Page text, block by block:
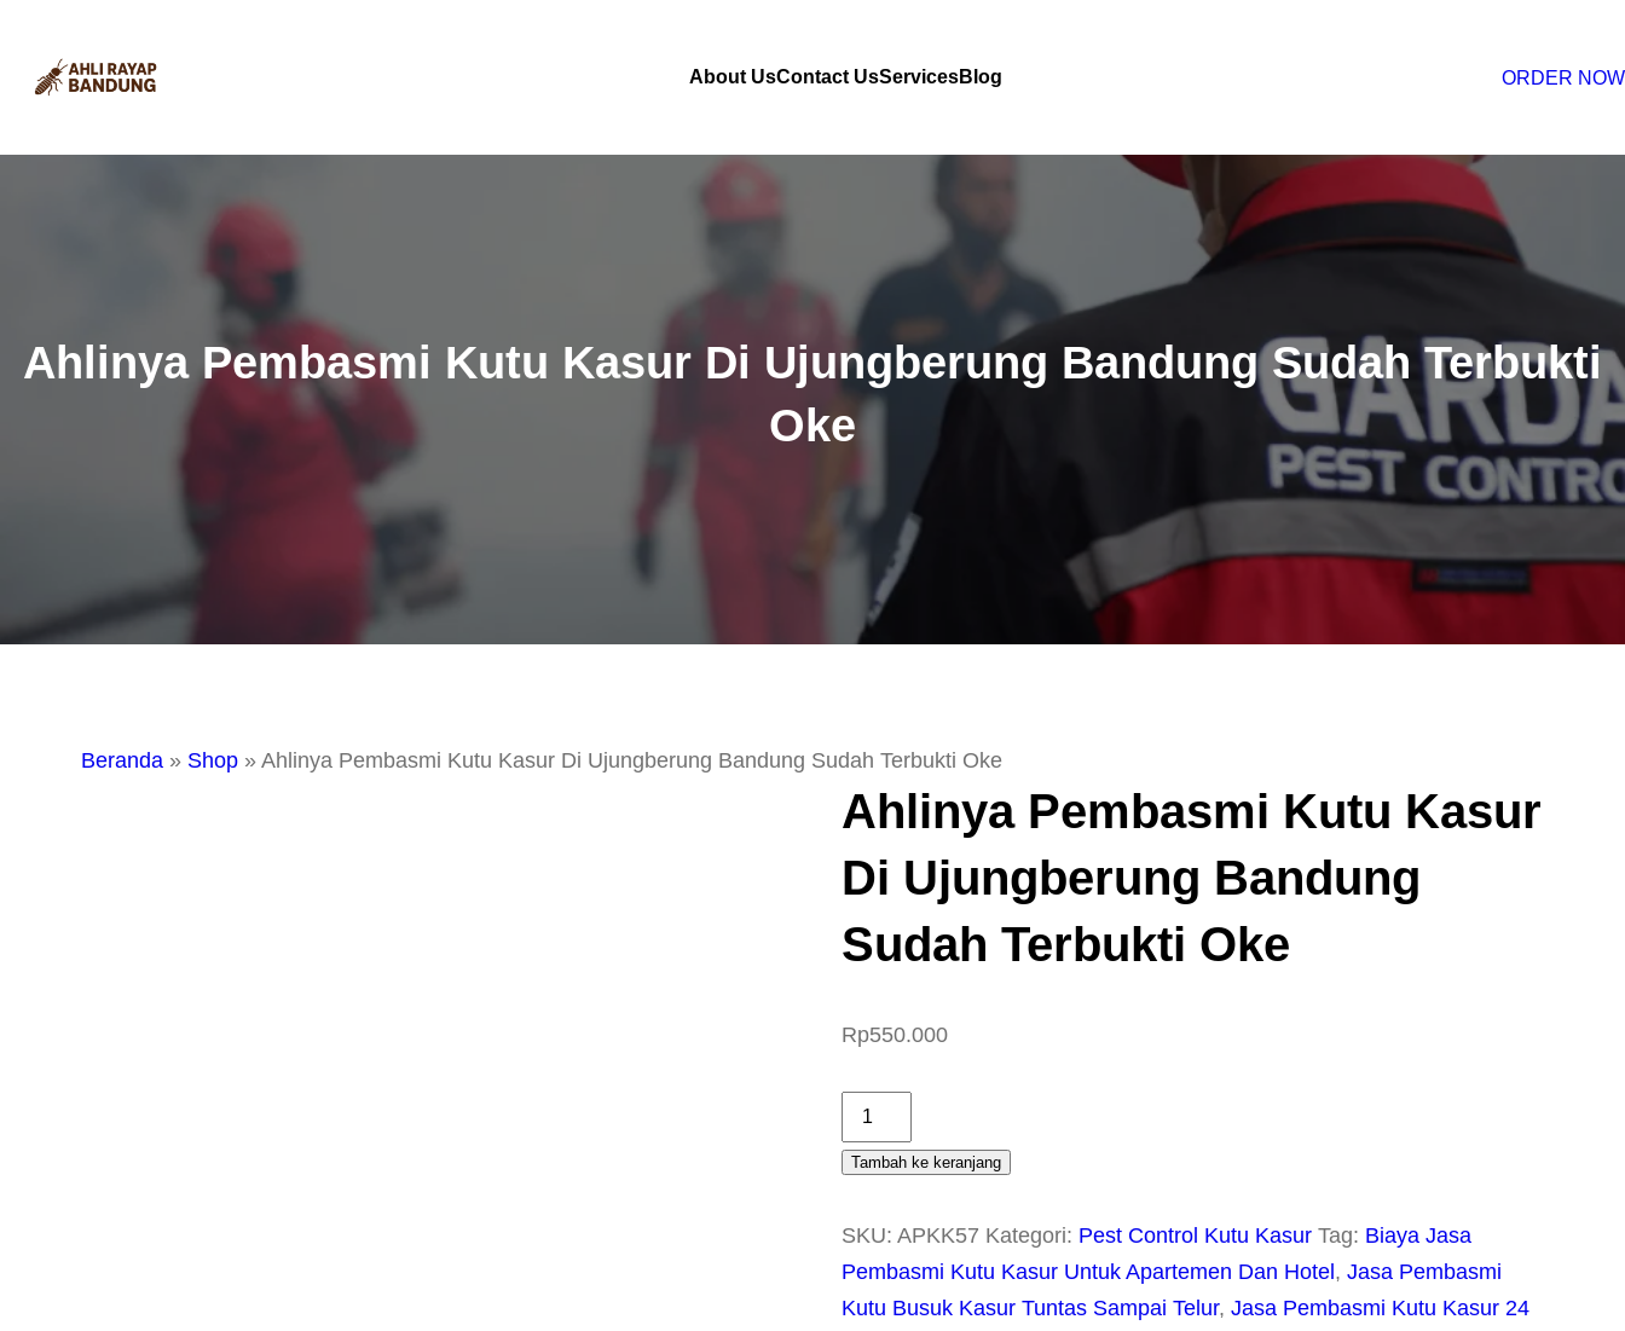
konten
About UsContact UsServicesBlog ORDER NOW
Ahlinya Pembasmi Kutu Kasur Di Ujungberung Bandung Sudah Terbukti
Oke
Beranda » Shop »Ahlinya Pembasmi Kutu Kasur Di Ujungberung Bandung Sudah Terbukti Oke
Ahlinya Pembasmi Kutu Kasur
Di Ujungberung Bandung
Sudah Terbukti Oke
Rp550.000
Kuantitas
Ahlinya
Pembasmi
Tambah ke keranjang
SKU:APKK57 Kategori: Pest Control Kutu Kasur Tag: Biaya Jasa
Pembasmi Kutu Kasur Untuk Apartemen Dan Hotel ,Jasa Pembasmi
Kutu Busuk Kasur Tuntas Sampai Telur,Jasa Pembasmi Kutu Kasur 24